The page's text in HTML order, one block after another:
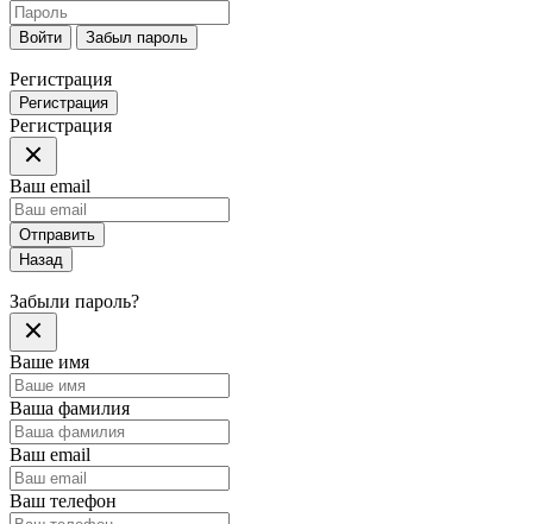
Войти Забыл пароль
Регистрация
Регистрация
Регистрация
Ваш email
Отправить
Назад
Забыли пароль?
Ваше имя
Ваша фамилия
Ваш email
Ваш телефон